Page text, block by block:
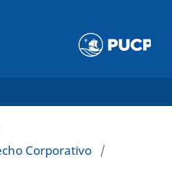
Corporativo /